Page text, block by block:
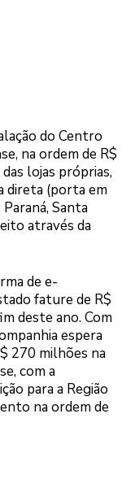
do Centro
na ordem de R$
lojas próprias,
direta (porta em
Santa
através da
de e-
fature de R$
deste ano. Com
espera
270 milhões na
com a
para a Região
na ordem de